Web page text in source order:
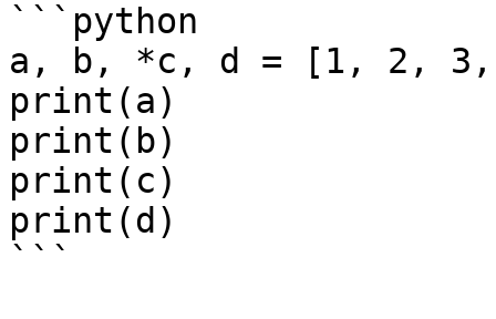
```python
a, b, *c, d = [1, 2,
print(a)
print(b)
print(c)
print(d)
```